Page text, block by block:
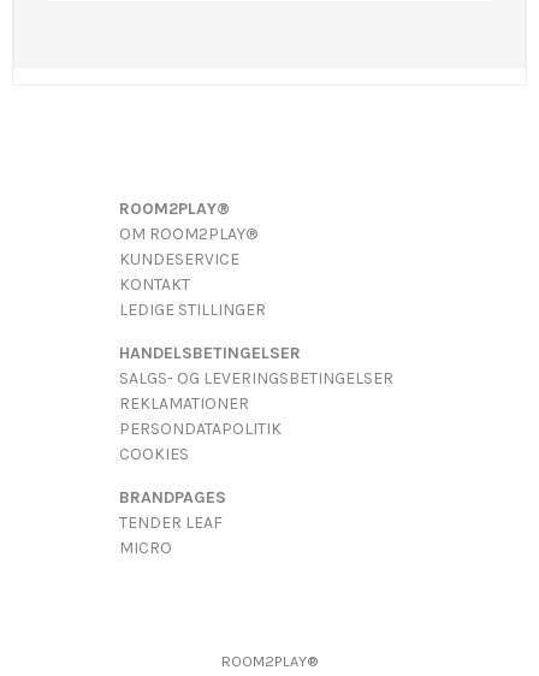
ROOM2PLAY®
OM ROOM2PLAY®
KUNDESERVICE
KONTAKT
LEDIGE STILLINGER
HANDELSBETINGELSER
SALGS- OG LEVERINGSBETINGELSER
REKLAMATIONER
PERSONDATAPOLITIK
COOKIES
BRANDPAGES
TENDER LEAF
MICRO
ROOM2PLAY®